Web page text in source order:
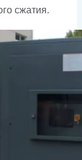
сжатия.